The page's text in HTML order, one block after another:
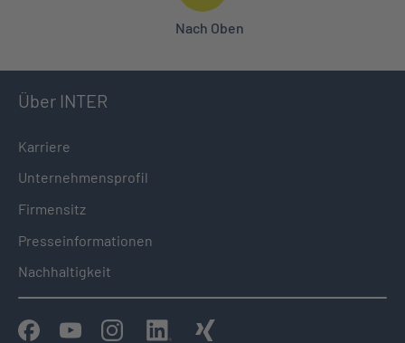
Nach Oben
Über INTER
Karriere
Unternehmensprofil
Firmensitz
Presseinformationen
Nachhaltigkeit